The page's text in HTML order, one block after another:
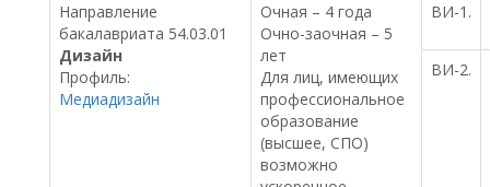
Направление
бакалавриата 54.03.01
Дизайн
Профиль:
Медиадизайн
Очная – 4 года
Очно-заочная – 5
лет
Для лиц, имеющих
профессиональное
образование
(высшее, СПО)
возможно
ВИ-1.
ВИ-2.